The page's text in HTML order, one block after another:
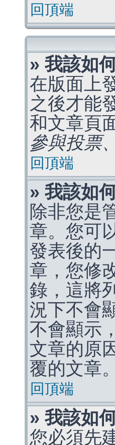
回頂端
» 我該如
在版面上
之後才能
和文章頁
參與投票
回頂端
» 我該如
除非您是
章。您可
發表後的
章，您修
錄，這將
況下不會
不會顯示
文章的原
覆的文章。
回頂端
» 我該如
您必須先